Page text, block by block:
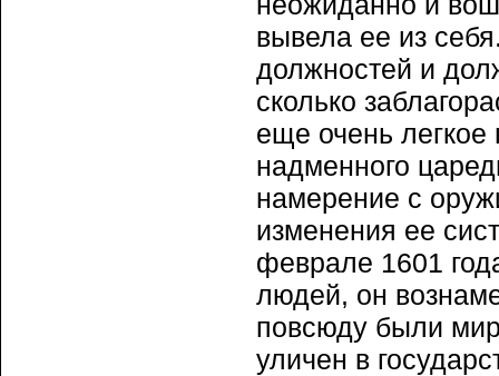
вывела ее из
должностей и
сколько
еще очень
надменного
намерение с
изменения ее
феврале 1601
людей, он
повсюду были
уличен в